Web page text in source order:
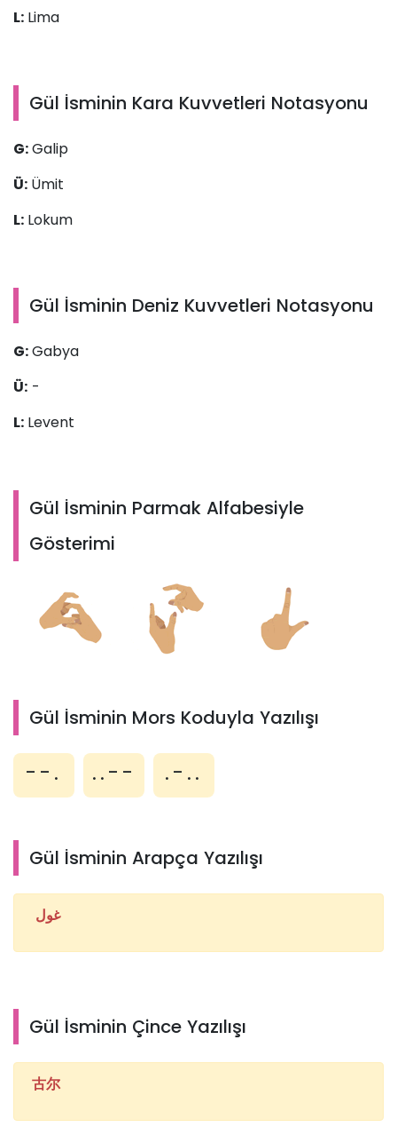
L: Lima
Gül İsminin Kara Kuvvetleri Notasyonu
G:Galip
Ü: Ümit
L: Lokum
Gül İsminin Deniz Kuvvetleri Notasyonu
G:Gabya
Ü: -
L: Levent
Gül İsminin Parmak Alfabesiyle
Gösterimi
Gül İsminin Mors Koduyla Yazılışı
--. ..-- .-..
Gül İsminin Arapça Yazılışı
غول
Gül İsminin Çince Yazılışı
古尔